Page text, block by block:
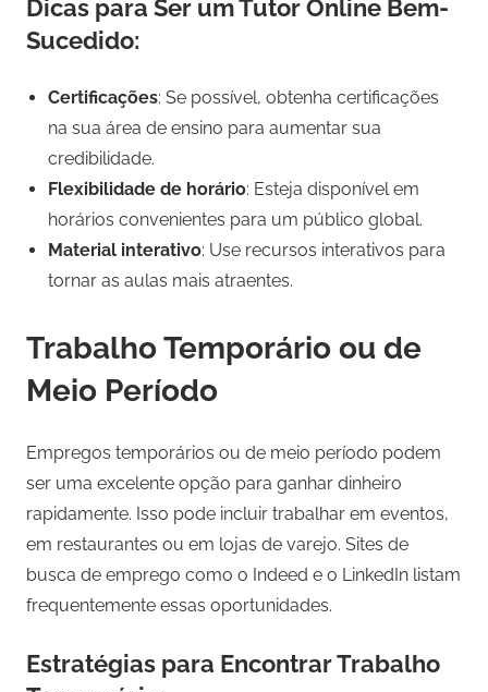
Dicas para Ser um Tutor Online Bem-
Sucedido:
Certificações: Se possível, obtenha certificações
na sua área de ensino para aumentar sua
credibilidade.
Flexibilidade de horário: Esteja disponível em
horários convenientes para um público global.
Material interativo: Use recursos interativos para
tornar as aulas mais atraentes.
Trabalho Temporário ou de
Meio Período
Empregos temporários ou de meio período podem
ser uma excelente opção para ganhar dinheiro
rapidamente. Isso pode incluir trabalhar em eventos,
em restaurantes ou em lojas de varejo. Sites de
busca de emprego como o Indeed e o LinkedIn listam
frequentemente essas oportunidades.
Estratégias para Encontrar Trabalho